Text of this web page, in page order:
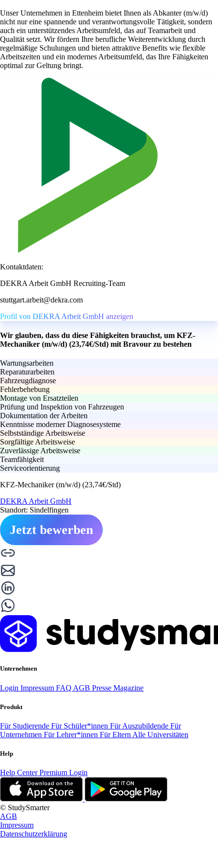
Unser Unternehmen in Ettenheim bietet Ihnen als Abkanter (m/w/d)
nicht nur eine spannende und verantwortungsvolle Tätigkeit, sondern
auch ein unterstützendes Arbeitsumfeld, das auf Teamarbeit und
Qualität setzt. Wir fördern Ihre berufliche Weiterentwicklung durch
regelmäßige Schulungen und bieten attraktive Benefits wie flexible
Arbeitszeiten und ein modernes Arbeitsumfeld, das Ihre Fähigkeiten
optimal zur Geltung bringt.
Kontaktdaten:
DEKRA Arbeit GmbH Recruiting-Team
stuttgart.arbeit@dekra.com
Profil von DEKRA Arbeit GmbH anzeigen
Wir glauben, dass du diese Fähigkeiten brauchst, um KFZ-
Mechaniker (m/w/d) (23,74€/Std) mit Bravour zu bestehen
Wartungsarbeiten
Reparaturarbeiten
Fahrzeugdiagnose
Fehlerbehebung
Montage von Ersatzteilen
Prüfung und Inspektion von Fahrzeugen
Dokumentation der Arbeiten
Kenntnisse moderner Diagnosesysteme
Selbstständige Arbeitsweise
Sorgfältige Arbeitsweise
Zuverlässige Arbeitsweise
Teamfähigkeit
Serviceorientierung
KFZ-Mechaniker (m/w/d) (23,74€/Std)
DEKRA Arbeit GmbH
Standort: Sindelfingen
Jetzt bewerben
Unternehmen
Login Impressum FAQ AGB Presse Magazine
Produkt
Für Studierende Für Schüler*innen Für Auszubildende Für
Unternehmen Für Lehrer*innen Für Eltern Alle Universitäten
Help
Help CenterPremium Login
© StudySmarter
AGB
Impressum
Datenschutzerklärung